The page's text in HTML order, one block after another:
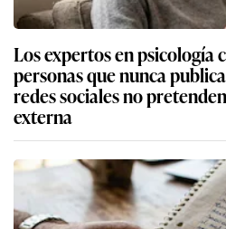
Los expertos en psicología
personas que nunca
redes sociales no
externa